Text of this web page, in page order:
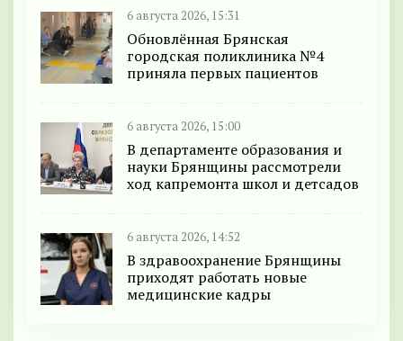
6 августа 2026, 15:31
Обновлённая Брянская
городская поликлиника №4
приняла первых пациентов
6 августа 2026, 15:00
В департаменте образования и
науки Брянщины рассмотрели
ход капремонта школ и детсадов
6 августа 2026, 14:52
В здравоохранение Брянщины
приходят работать новые
медицинские кадры